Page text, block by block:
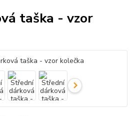
taška - vzor